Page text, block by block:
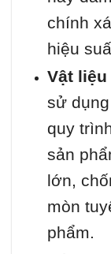
chính
hiệu
Vật liệu
sử
quy
sản
lớn,
mòn
phẩm.